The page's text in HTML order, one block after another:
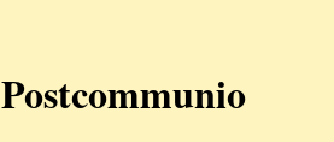
Postcommunio